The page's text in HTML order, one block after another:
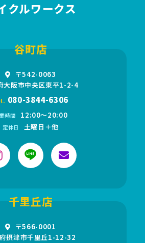
クルワークス
谷町店
〒542-0063
大阪市中央区東平1-2-4
080-3844-6306
時間 12:00〜20:00
定休日 土曜日＋他
千里丘店
〒566-0001
摂津市千里丘1-12-32